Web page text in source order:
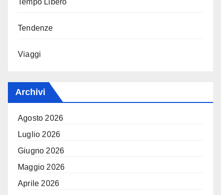
Tempo Libero
Tendenze
Viaggi
Archivi
Agosto 2026
Luglio 2026
Giugno 2026
Maggio 2026
Aprile 2026